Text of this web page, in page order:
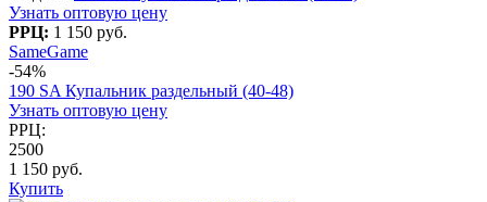
Узнать оптовую цену
РРЦ: 1 150 руб.
SameGame
-54%
190 SA Купальник раздельный (40-48)
Узнать оптовую цену
РРЦ:
2500
1 150 руб.
Купить